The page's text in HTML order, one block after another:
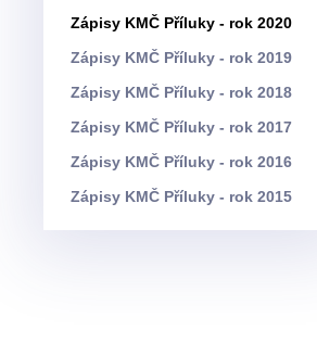
Zápisy KMČ Příluky - rok 2020
Zápisy KMČ Příluky - rok 2019
Zápisy KMČ Příluky - rok 2018
Zápisy KMČ Příluky - rok 2017
Zápisy KMČ Příluky - rok 2016
Zápisy KMČ Příluky - rok 2015